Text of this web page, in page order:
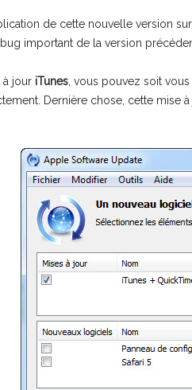
de cette nouvelle version
important de la version
à jour iTunes, vous pouvez soit
Dernière chose, cette mise